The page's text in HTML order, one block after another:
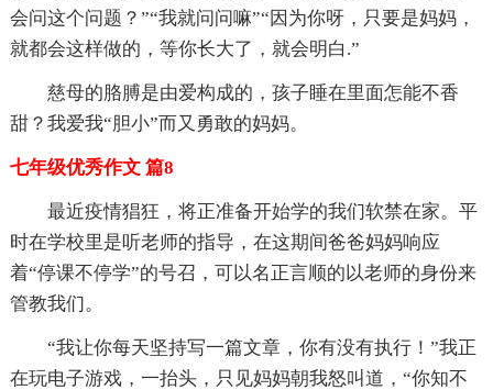
会问这个问题？”“我就问问嘛”“因为你呀，只要是妈妈，
就都会这样做的，等你长大了，就会明白.”
慈母的胳膊是由爱构成的，孩子睡在里面怎能不香
甜？我爱我“胆小”而又勇敢的妈妈。
七年级优秀作文 篇8
最近疫情猖狂，将正准备开始学的我们软禁在家。平
时在学校里是听老师的指导，在这期间爸爸妈妈响应
着“停课不停学”的号召，可以名正言顺的以老师的身份来
管教我们。
“我让你每天坚持写一篇文章，你有没有执行！”我正
在玩电子游戏，一抬头，只见妈妈朝我怒叫道，“你知不